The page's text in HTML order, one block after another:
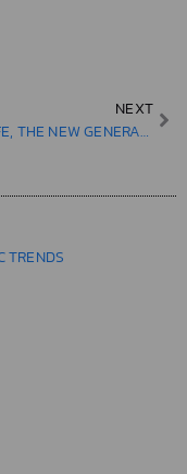
NEXT
CFU ÈLIFE, THE NEW GENERATION OF HIGH-INTENSITY FOCUSED ULTRASOUND
TRENDS